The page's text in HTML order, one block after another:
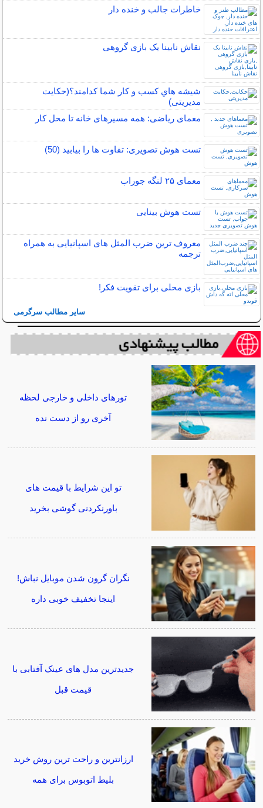
خاطرات جالب و خنده دار
نقاش نابینا یک بازی گروهی
شيشه هاي كسب و كار شما كدامند؟(حکایت
مدیریتی)
معمای ریاضی: همه مسیرهای خانه تا محل کار
تست هوش تصویری: تفاوت ها را بیابید (50)
معمای ۲۵ لنگه جوراب
تست هوش بینایی
معروف ترین ضرب المثل های اسپانیایی به همراه
ترجمه
بازی محلی برای تقویت فکر!
سایر مطالب سرگرمی
تورهای داخلی و خارجی لحظه
آخری رو از دست نده
تو این شرایط با قیمت های
باورنکردنی گوشی بخرید
نگران گرون شدن موبایل نباش!
اینجا تخفیف خوبی داره
جدیدترین مدل های عینک آفتابی با
قیمت قبل
ارزانترین و راحت ترین روش خرید
بلیط اتوبوس برای همه